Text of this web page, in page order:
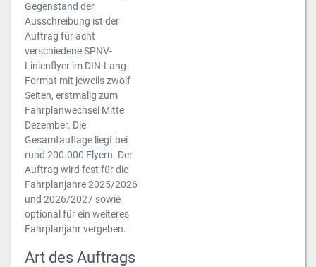
Gegenstand der
Ausschreibung ist der
Auftrag für acht
verschiedene SPNV-
Linienflyer im DIN-Lang-
Format mit jeweils zwölf
Seiten, erstmalig zum
Fahrplanwechsel Mitte
Dezember. Die
Gesamtauflage liegt bei
rund 200.000 Flyern. Der
Auftrag wird fest für die
Fahrplanjahre 2025/2026
und 2026/2027 sowie
optional für ein weiteres
Fahrplanjahr vergeben.
Art des Auftrags